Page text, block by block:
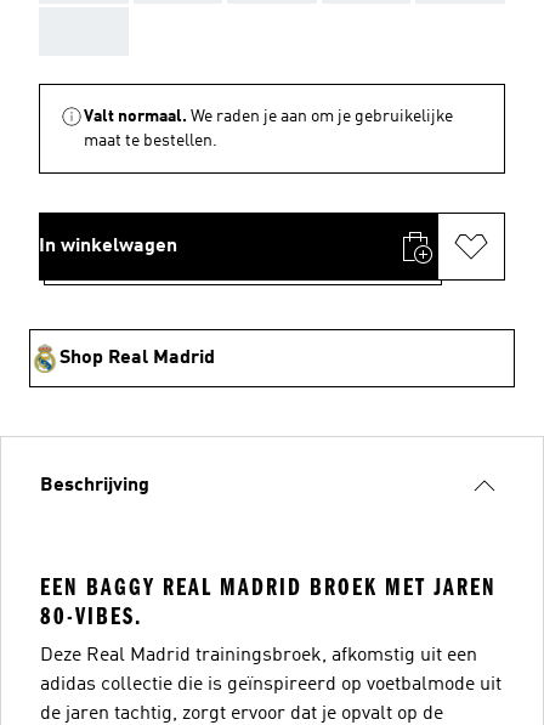
Valt normaal. We raden je aan om je gebruikelijke
maat te bestellen.
In winkelwagen
Shop Real Madrid
Beschrijving
EEN BAGGY REAL MADRID BROEK MET JAREN
80-VIBES.
Deze Real Madrid trainingsbroek, afkomstig uit een
adidas collectie die is geïnspireerd op voetbalmode uit
de jaren tachtig, zorgt ervoor dat je opvalt op de